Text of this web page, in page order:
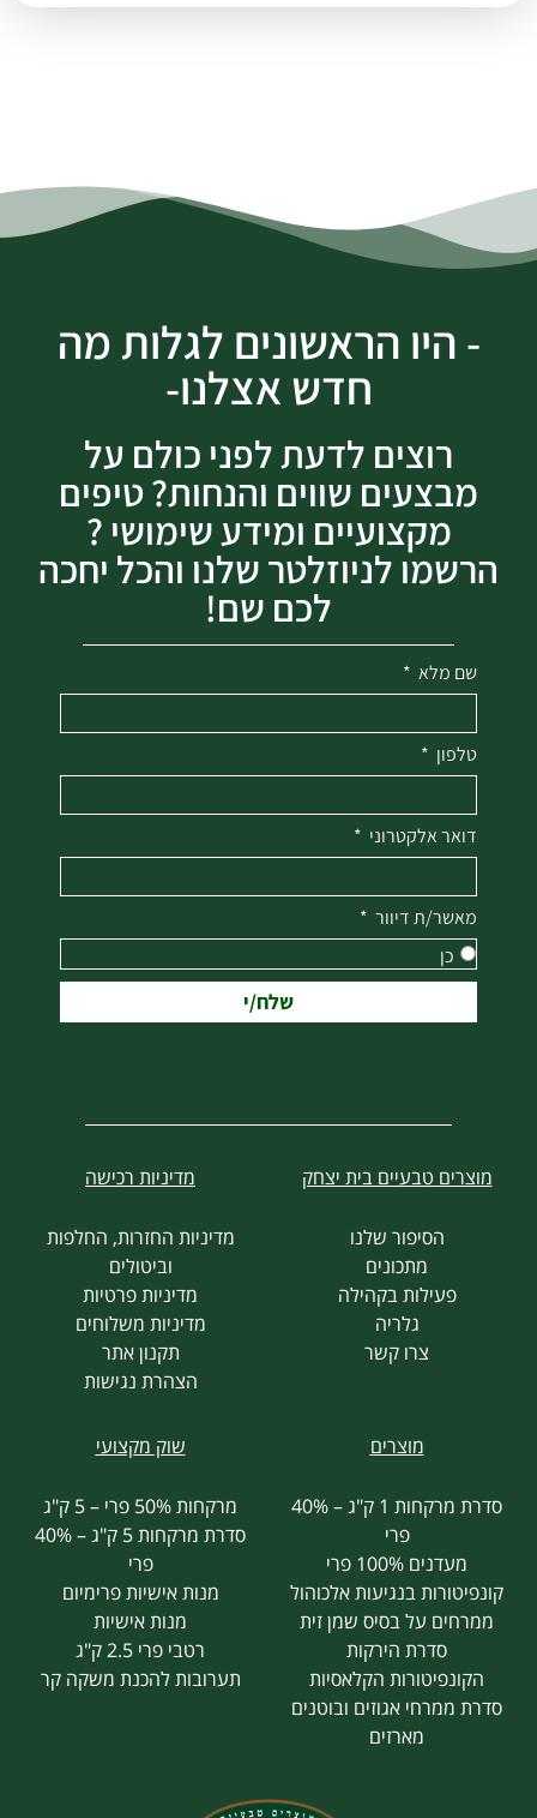
- היו הראשונים לגלות מה
חדש אצלנו-
רוצים לדעת לפני כולם על
מבצעים שווים והנחות? טיפים
מקצועיים ומידע שימושי ?
הרשמו לניוזלטר שלנו והכל יחכה
לכם שם!
שם מלא
טלפון
דואר אלקטרוני
מאשר/ת דיוור
כן
שלח/י
מוצרים טבעיים בית יצחק
הסיפור שלנו
מתכונים
פעילות בקהילה
גלריה
צרו קשר
מדיניות רכישה
מדיניות החזרות, החלפות
וביטולים
מדיניות פרטיות
מדיניות משלוחים
תקנון אתר
הצהרת נגישות
מוצרים
סדרת מרקחות 1 ק"ג – 40%
פרי
מעדנים 100% פרי
קונפיטורות בנגיעות אלכוהול
ממרחים על בסיס שמן זית
סדרת הירקות
הקונפיטורות הקלאסיות
סדרת ממרחי אגוזים ובוטנים
מארזים
שוק מקצועי
מרקחות 50% פרי – 5 ק"ג
סדרת מרקחות 5 ק"ג – 40%
פרי
מנות אישיות פרימיום
מנות אישיות
רטבי פרי 2.5 ק"ג
תערובות להכנת משקה קר